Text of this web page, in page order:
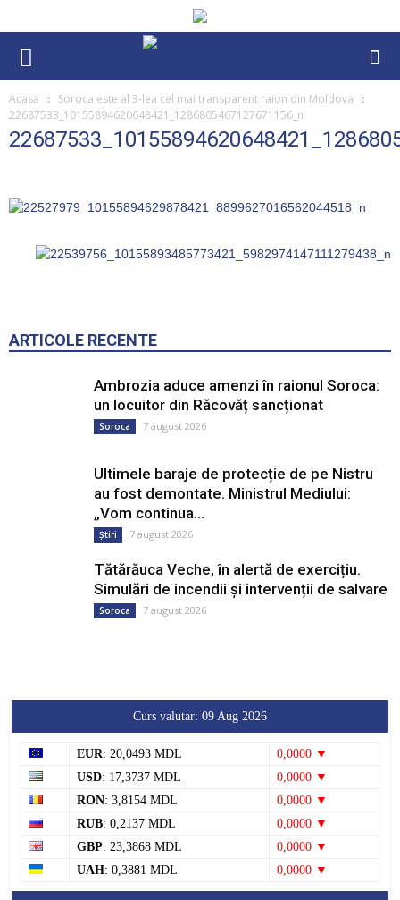
Acasă
Soroca este al 3-lea cel mai transparent raion din Moldova
22687533_10155894620648421_1286805467127671156_n
ARTICOLE RECENTE
Ambrozia aduce amenzi în raionul Soroca:
un locuitor din Răcovăț sancționat
Soroca 7 august 2026
Ultimele baraje de protecție de pe Nistru
au fost demontate. Ministrul Mediului:
„Vom continua...
Știri 7 august 2026
Tătărăuca Veche, în alertă de exercițiu.
Simulări de incendii și intervenții de salvare
Soroca 7 august 2026
Curs valutar: 09 Aug 2026
EUR: 20,0493 MDL
0,0000 ▼
USD: 17,3737 MDL
0,0000 ▼
RON: 3,8154 MDL
0,0000 ▼
RUB: 0,2137 MDL
0,0000 ▼
GBP: 23,3868 MDL
0,0000 ▼
UAH: 0,3881 MDL 0,0000 ▼